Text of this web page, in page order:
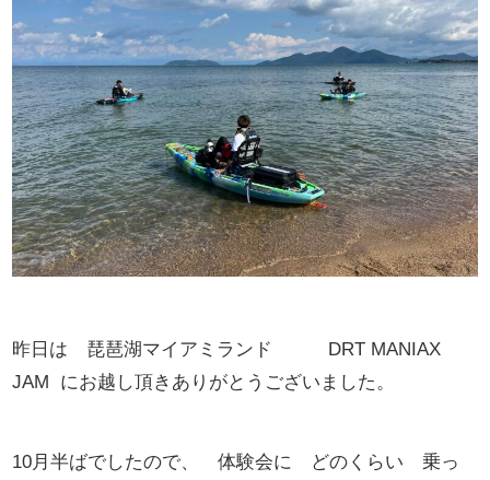
昨日は 琵琶湖マイアミランド DRT MANIAX
JAM にお越し頂きありがとうございました。
10月半ばでしたので、 体験会に どのくらい 乗っ